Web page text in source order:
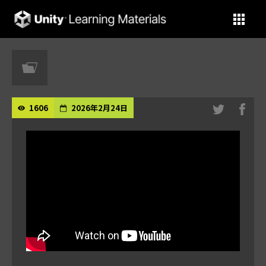
Unity Learning Materials
1606 2026年2月24日